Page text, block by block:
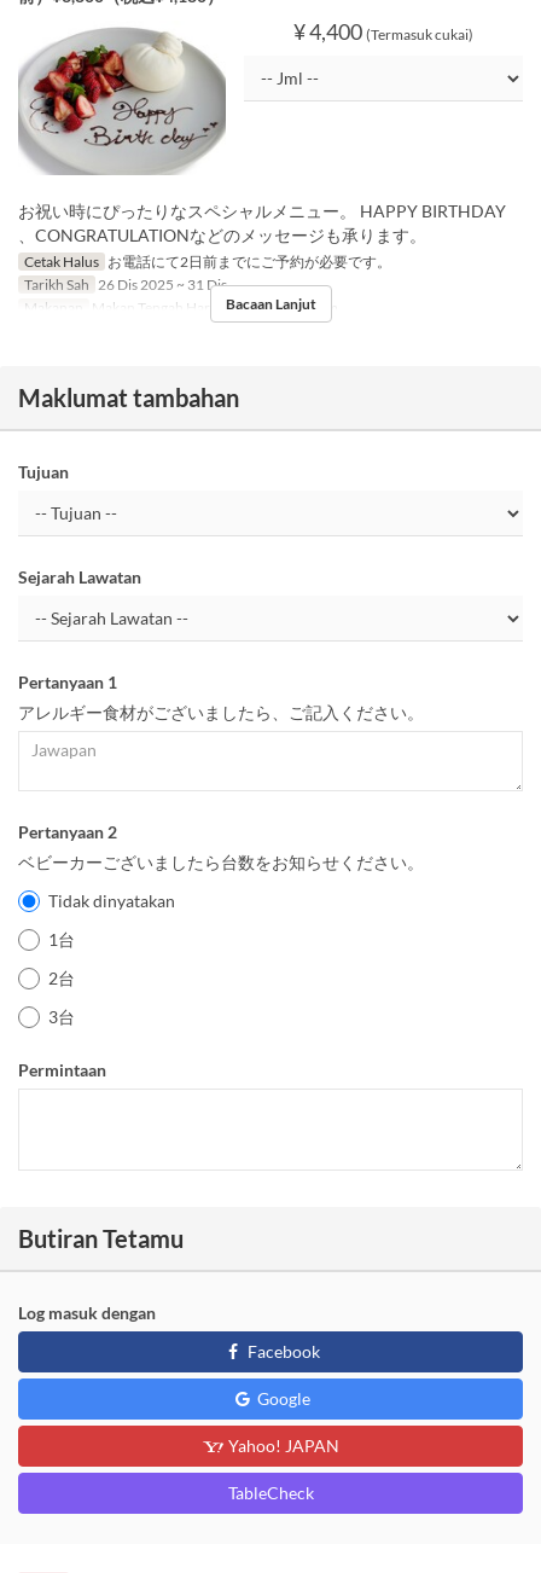
¥ 4,400 (Termasuk cukai)
お祝い時にぴったりなスペシャルメニュー。 HAPPY BIRTHDAY
、CONGRATULATIONなどのメッセージも承ります。
Cetak Halus お電話にて2日前までにご予約が必要です。
Tarikh Sah 26 Dis 2025 ~ 31 Dis
Makanan
Makan Tengah Hari, Teh, Makan Malam
Bacaan Lanjut
Maklumat tambahan
Tujuan
Sejarah Lawatan
Pertanyaan 1
アレルギー食材がございましたら、ご記入ください。
Pertanyaan 2
ベビーカーございましたら台数をお知らせください。
Tidak dinyatakan
1台
2台
3台
Permintaan
Butiran Tetamu
Log masuk dengan
Facebook
Google
Yahoo! JAPAN
TableCheck